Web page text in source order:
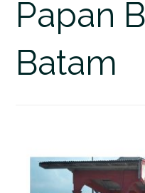
Papan
Batam